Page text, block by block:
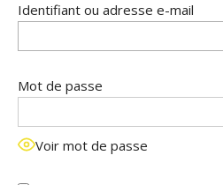
Identifiant ou adresse e-mail
Mot de passe
Voir mot de passe